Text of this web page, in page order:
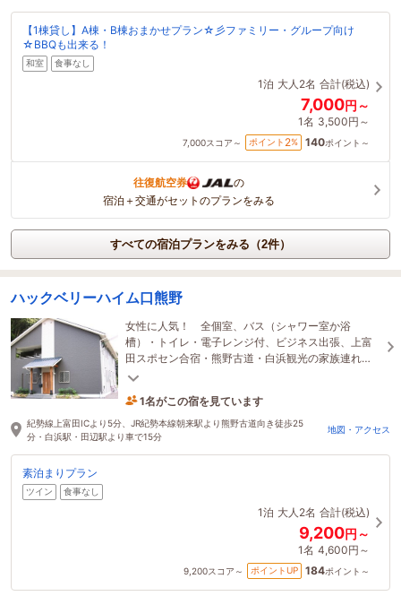
【1棟貸し】A棟・B棟おまかせプラン☆彡ファミリー・グループ向け
☆BBQも出来る！
和室 食事なし
1泊 大人2名 合計(税込)
7,000円～
1名 3,500円～
7,000スコア～ ポイント 2% 140ポイント～
往復航空券
の
宿泊＋交通がセットのプランをみる
すべての宿泊プランをみる（2件）
ハックベリーハイム口熊野
女性に人気！ 全個室、バス（シャワー室か浴
槽）・トイレ・電子レンジ付、ビジネス出張、上富
田スポセン合宿・熊野古道・白浜観光の家族連れ
に！※団体貸切、仕出し弁当付プランはHPにて問い
1名がこの宿を見ています
4時間前に予約されました
紀勢線上富田ICより5分、JR紀勢本線朝来駅より熊野古道向き徒歩25
分・白浜駅・田辺駅より車で15分
地図・アクセス
素泊まりプラン
ツイン 食事なし
1泊 大人2名 合計(税込)
9,200円～
1名 4,600円～
9,200スコア～ ポイントUP 184ポイント～